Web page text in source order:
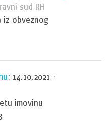
sud RH
iz obveznog
; 14.10.2021 ·
imovinu